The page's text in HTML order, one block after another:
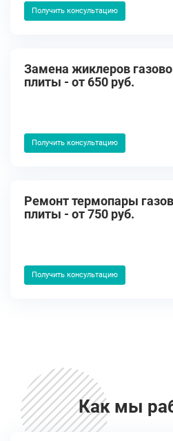
Получить консультацию
Замена жиклеров
плиты - от 650 руб.
Получить консультацию
Ремонт термопары
плиты - от 750 руб.
Получить консультацию
Как мы